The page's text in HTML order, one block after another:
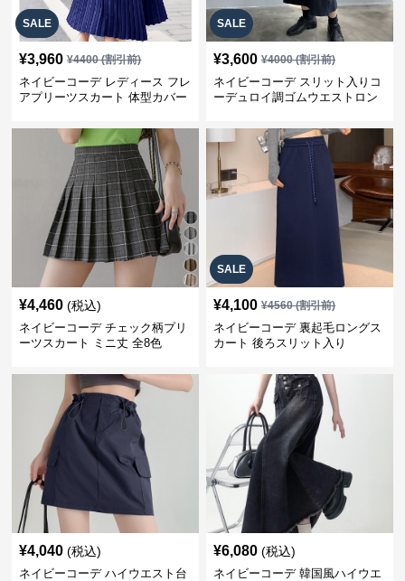
SALE
¥3,960 ¥4400(割引前)
ネイビーコーデ レディース フレ
アプリーツスカート 体型カバー
ト
SALE
¥3,600 ¥4000(割引前)
ネイビーコーデ スリット入りコ
ーデュロイ調ゴムウエストロン
¥4,460 (税込)
ネイビーコーデ チェック柄プリ
ーツスカート ミニ丈 全8色
SALE
¥4,100 ¥4560(割引前)
ネイビーコーデ 裏起毛ロングス
カート 後ろスリット入り
¥4,040 (税込)
ネイビーコーデ ハイウエスト台
¥6,080 (税込)
ネイビーコーデ 韓国風ハイウエ